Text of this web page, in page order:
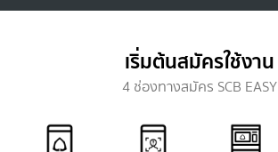
เริ่มต้นสมัครใช้งาน
4 ช่องทางสมัคร SCB EASY